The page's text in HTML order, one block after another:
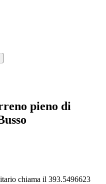
pieno di
chiama il 393.5496623